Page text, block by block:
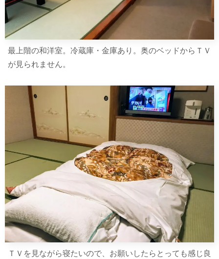
最上階の和洋室。冷蔵庫・金庫あり。奥のベッドからＴＶ
が見られません。
ＴＶを見ながら寝たいので、お願いしたらとっても感じ良